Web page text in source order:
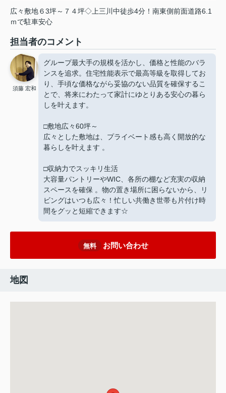
広々敷地６3坪～７４坪◇上三川中徒歩4分！南東側前面道路6.1
ｍで駐車安心
担当者のコメント
須藤 宏和
グループ最大手の規模を活かし、価格と性能のバラ
ンスを追求。住宅性能表示で最高等級を取得してお
り、手頃な価格ながら妥協のない品質を確保するこ
とで、将来にわたって家計にゆとりある安心の暮ら
しを叶えます。
□敷地広々60坪～
広々とした敷地は、プライベート感も高く開放的な
暮らしを叶えます 。
□収納力でスッキリ生活
大容量パントリーやWIC、各所の棚など充実の収納
スペースを確保 。物の置き場所に困らないから、リ
ビングはいつも広々！忙しい共働き世帯も片付け時
間をグッと短縮できます☆
無料 お問い合わせ
地図